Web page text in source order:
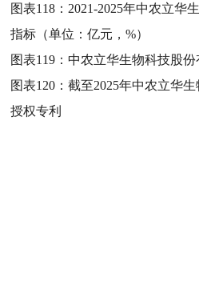
图表118： 2021-2025年中农立华
指标（单位：亿元，%）
图表119：中农立华生物科技股
图表120：截至2025年中农立华
授权专利